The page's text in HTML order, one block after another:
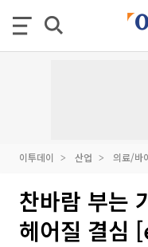
이투데이 산업 의료/바
찬바람 부는
헤어질 결심